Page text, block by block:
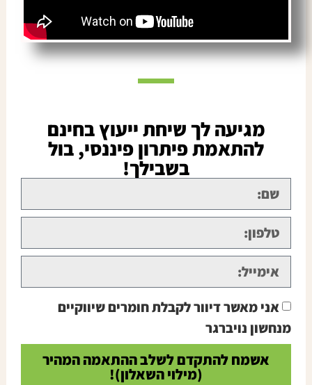
מגיעה לך שיחת ייעוץ בחינם
להתאמת פיתרון פיננסי, בול
בשבילך!
אני מאשר דיוור לקבלת חומרים שיווקיים
מנחשון נויברגר
אשמח להתקדם לשלב ההתאמה המהיר
(מילוי השאלון)!